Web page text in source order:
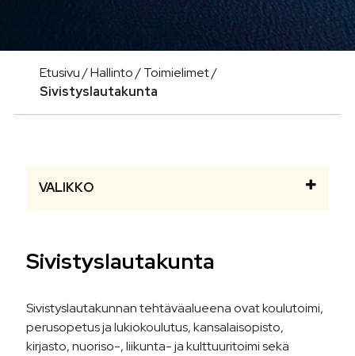
Etusivu/Hallinto/Toimielimet/
Sivistyslautakunta
VALIKKO
Sivistyslautakunta
Sivistyslautakunnan tehtäväalueena ovat koulutoimi,
perusopetus ja lukiokoulutus, kansalaisopisto,
kirjasto, nuoriso-, liikunta- ja kulttuuritoimi sekä